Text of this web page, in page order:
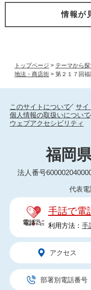
トップページ > テーマから
地法・商店街 > 第２１７回
情報が
このサイトについて
サイ
個人情報の取扱いについて
ウェブアクセシビリティ
福岡
法人番号
代表
手話で電
利用方法： 手
アクセス
部署別電話番号